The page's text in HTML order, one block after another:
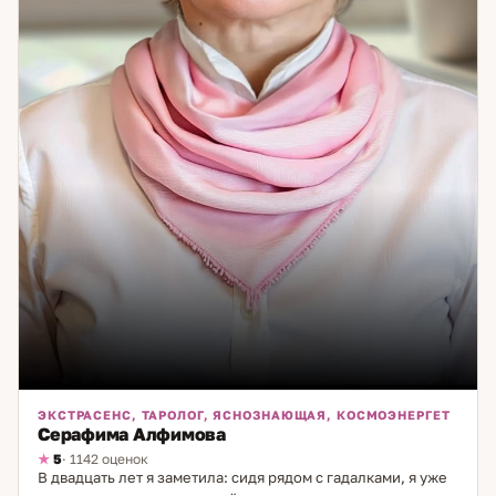
ЭКСТРАСЕНС, ТАРОЛОГ, ЯСНОЗНАЮЩАЯ, КОСМОЭНЕРГЕТ
Серафима Алфимова
5· 1142 оценок
В двадцать лет я заметила: сидя рядом с гадалками, я уже